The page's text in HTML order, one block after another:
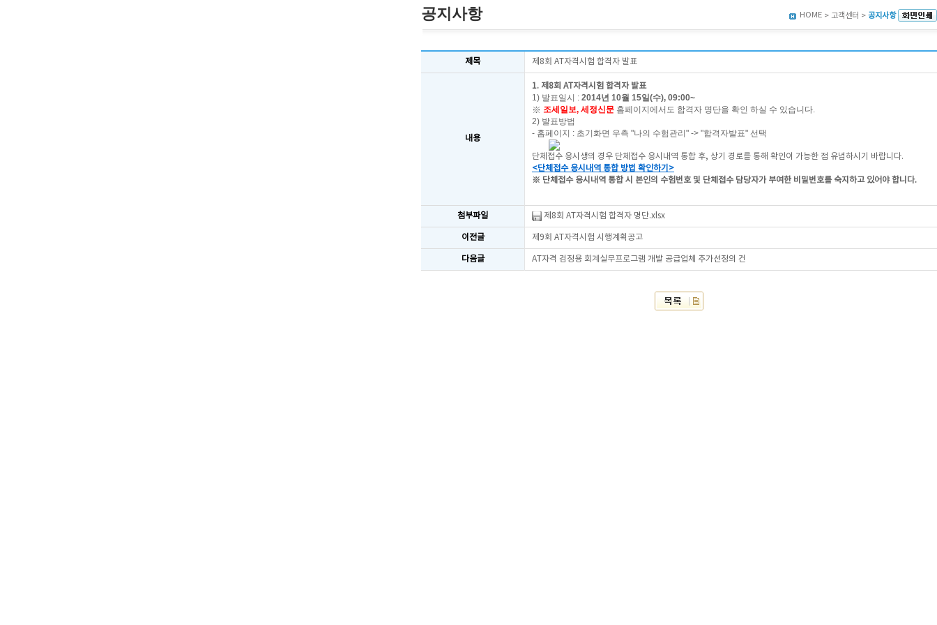
공지사항 HOME > 고객센터 > 공지사항
제목 제8회 AT자격시험 합격자 발표
내용
1. 제8회 AT자격시험 합격자 발표
1) 발표일시 : 2014년 10월 15일(수), 09:00~
※ 조세일보, 세정신문 홈페이지에서도 합격자 명단을 확인 하실 수 있습니다.
2) 발표방법
- 홈페이지 : 초기화면 우측 "나의 수험관리" -> "합격자발표" 선택
단체접수 응시생의 경우 단체접수 응시내역 통합 후, 상기 경로를 통해 확인이 가능한 점 유념하시기 바랍니다.
<단체접수 응시내역 통합 방법 확인하기>
※ 단체접수 응시내역 통합 시 본인의 수험번호 및 단체접수 담당자가 부여한 비밀번호를 숙지하고 있어야 합니다.
첨부파일 제8회 AT자격시험 합격자 명단.xlsx
이전글 제9회 AT자격시험 시행계획공고
다음글 AT자격 검정용 회계실무프로그램 개발 공급업체 추가선정의 건